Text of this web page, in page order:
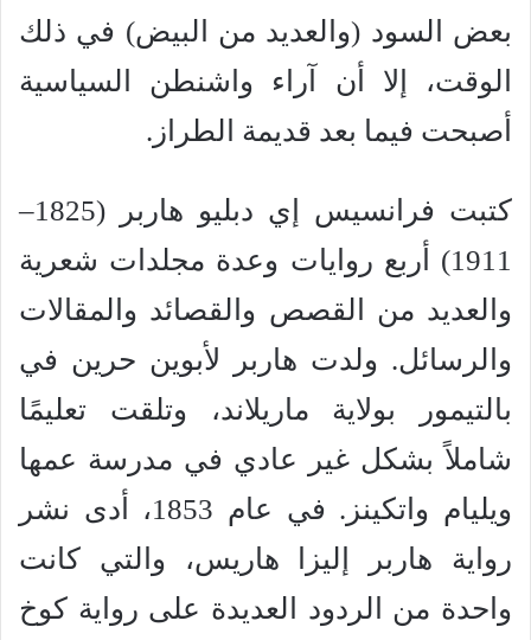
بعض السود (والعديد من البيض) في ذلك
الوقت، إلا أن آراء واشنطن السياسية
أصبحت فيما بعد قديمة الطراز.
كتبت فرانسيس إي دبليو هاربر (1825–
1911) أربع روايات وعدة مجلدات شعرية
والعديد من القصص والقصائد والمقالات
والرسائل. ولدت هاربر لأبوين حرين في
بالتيمور بولاية ماريلاند، وتلقت تعليمًا
شاملاً بشكل غير عادي في مدرسة عمها
ويليام واتكينز. في عام 1853، أدى نشر
رواية هاربر إليزا هاريس، والتي كانت
واحدة من الردود العديدة على رواية كوخ